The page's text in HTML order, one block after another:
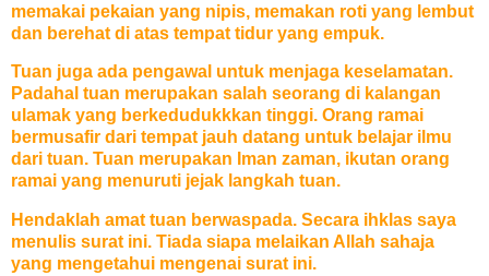
memakai pekaian yang nipis, memakan roti yang lembut
dan berehat di atas tempat tidur yang empuk.
Tuan juga ada pengawal untuk menjaga keselamatan.
Padahal tuan merupakan salah seorang di kalangan
ulamak yang berkedudukkkan tinggi. Orang ramai
bermusafir dari tempat jauh datang untuk belajar ilmu
dari tuan. Tuan merupakan Iman zaman, ikutan orang
ramai yang menuruti jejak langkah tuan.
Hendaklah amat tuan berwaspada. Secara ihklas saya
menulis surat ini. Tiada siapa melaikan Allah sahaja
yang mengetahui mengenai surat ini.